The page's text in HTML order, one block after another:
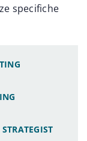
specifiche